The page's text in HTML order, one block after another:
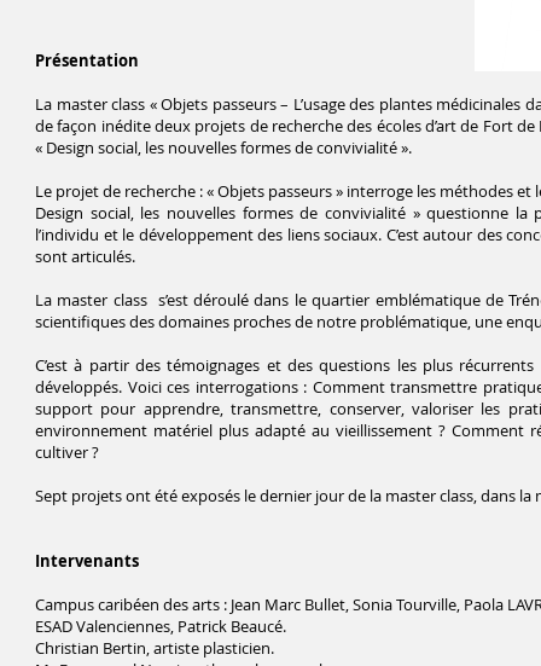
Présentation
La master class « Objets passeurs – L’usage des plantes médicinales
de façon inédite deux projets de recherche des écoles d’art de Fort
« Design social, les nouvelles formes de convivialité ».
Le projet de recherche : « Objets passeurs » interroge les méthodes
Design social, les nouvelles formes de convivialité » questionne
l’individu et le développement des liens sociaux. C’est autour des
sont articulés.
La master class s’est déroulé dans le quartier emblématique de
scientifiques des domaines proches de notre problématique, une
C’est à partir des témoignages et des questions les plus
développés. Voici ces interrogations : Comment transmettre
support pour apprendre, transmettre, conserver, valoriser les
environnement matériel plus adapté au vieillissement ? Comment
cultiver ?
Sept projets ont été exposés le dernier jour de la master class, dans
Intervenants
Campus caribéen des arts : Jean Marc Bullet, Sonia Tourville, Paola
ESAD Valenciennes, Patrick Beaucé.
Christian Bertin, artiste plasticien.